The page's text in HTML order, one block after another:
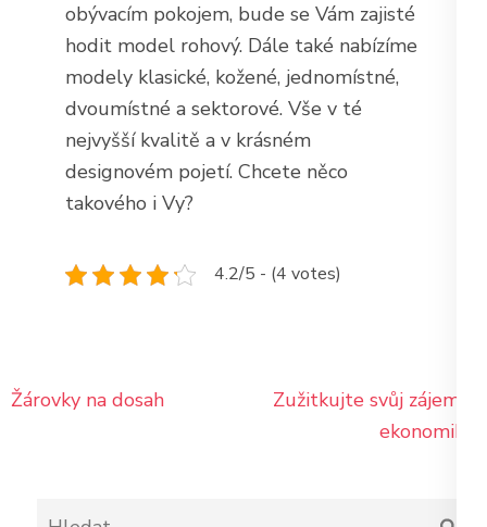
obývacím pokojem, bude se Vám zajisté
hodit model rohový. Dále také nabízíme
modely klasické, kožené, jednomístné,
dvoumístné a sektorové. Vše v té
nejvyšší kvalitě a v krásném
designovém pojetí. Chcete něco
takového i Vy?
4.2/5 - (4 votes)
Navigace
Žárovky na dosah
Zužitkujte svůj zájem o
ekonomiku
Vyhledávání